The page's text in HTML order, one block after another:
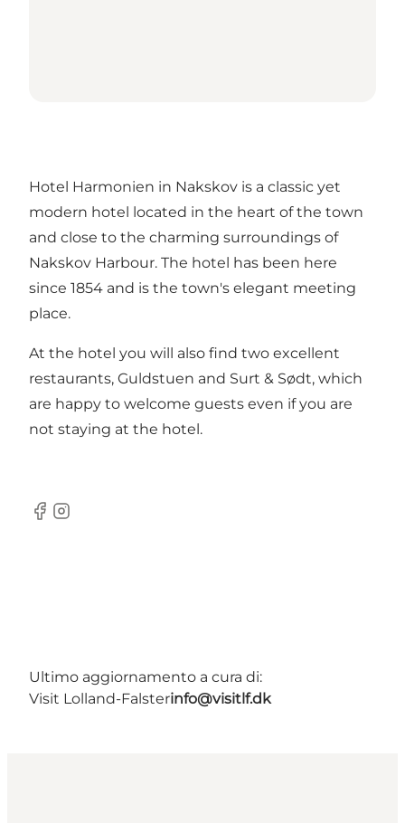
Hotel Harmonien in Nakskov is a classic yet
modern hotel located in the heart of the town
and close to the charming surroundings of
Nakskov Harbour. The hotel has been here
since 1854 and is the town's elegant meeting
place.
At the hotel you will also find two excellent
restaurants, Guldstuen and Surt & Sødt, which
are happy to welcome guests even if you are
not staying at the hotel.
Facebook
Instagram
Ultimo aggiornamento a cura di:
Visit Lolland-Falsterinfo@visitlf.dk